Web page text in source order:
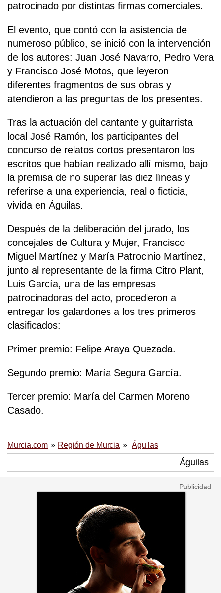
patrocinado por distintas firmas comerciales.
El evento, que contó con la asistencia de
numeroso público, se inició con la intervención
de los autores: Juan José Navarro, Pedro Vera
y Francisco José Motos, que leyeron
diferentes fragmentos de sus obras y
atendieron a las preguntas de los presentes.
Tras la actuación del cantante y guitarrista
local José Ramón, los participantes del
concurso de relatos cortos presentaron los
escritos que habían realizado allí mismo, bajo
la premisa de no superar las diez líneas y
referirse a una experiencia, real o ficticia,
vivida en Águilas.
Después de la deliberación del jurado, los
concejales de Cultura y Mujer, Francisco
Miguel Martínez y María Patrocinio Martínez,
junto al representante de la firma Citro Plant,
Luis García, una de las empresas
patrocinadoras del acto, procedieron a
entregar los galardones a los tres primeros
clasificados:
Primer premio: Felipe Araya Quezada.
Segundo premio: María Segura García.
Tercer premio: María del Carmen Moreno
Casado.
Murcia.com Región de Murcia Águilas
Águilas